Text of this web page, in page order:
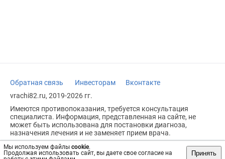
Мы используем файлы cookie.
Продолжая использовать сайт, вы даете свое согласие на
Принять
Обратная связь Инвесторам
Вконтакте
vrachi82.ru, 2019-2026 гг.
Имеются противопоказания, требуется консультация
специалиста. Информация, представленная на сайте, не
может быть использована для постановки диагноза,
назначения лечения и не заменяет прием врача.
Возрастное ограничение: 18+